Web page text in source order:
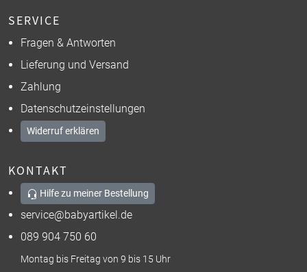
SERVICE
Fragen & Antworten
Lieferung und Versand
Zahlung
Datenschutzeinstellungen
Widerruf erklären
KONTAKT
Hilfe zu meiner Bestellung
service@babyartikel.de
089 904 750 60
Montag bis Freitag von 9 bis 15 Uhr